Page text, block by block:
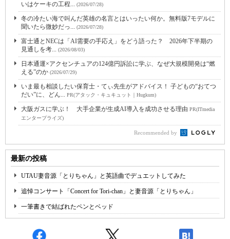
いはケーキの工程... (2026/07/28)
冬の冷たい海で叫んだ英雄の名言とはいったい何か。無料版7モデルに
聞いたら微妙だっ... (2026/07/28)
富士通とNECは「AI需要の手応え」をどう語った？ 2026年下半期の
見通しを考... (2026/08/03)
日本通運×アクセンチュアの124億円訴訟に学ぶ、なぜ大規模開発は“燃
える”のか (2026/07/29)
いま最も相談したい保育士・てぃ先生がアドバイス！ 子どもの“おてつ
だい”に、どん... PR(アタック・キュキュット｜Hugkum)
大阪ガスに学ぶ！ 大手企業が生成AI導入を成功させる理由 PR(ITmedia
エンタープライズ)
Recommended by
最新の投稿
UTAU妻音源「とりちゃん」と英語曲でデュエットしてみた
追悼コンサート「Concert for Tori-chan」と妻音源「とりちゃん」
一筆書きで結ばれたペンとベッド